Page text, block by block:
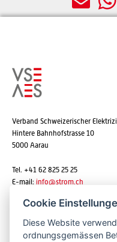
Verband Schweizerischer
Hintere Bahnhofstrasse 10
5000 Aarau
Tel. +41 62 825 25 25
E-mail: info@strom.ch
Cookie
Diese Website
ordnungsgemässen